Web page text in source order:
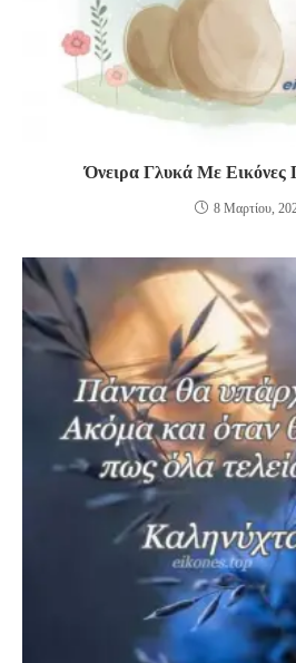
Όνειρα Γλυκά Με Εικόνες
8 Μαρτίου,